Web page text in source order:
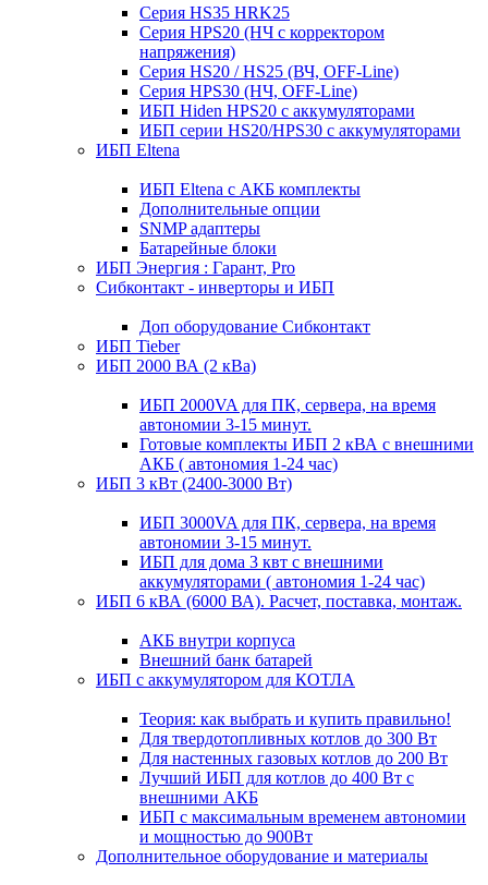
Серия HS35 HRK25
Серия HPS20 (НЧ с корректором
напряжения)
Серия HS20 / HS25 (ВЧ, OFF-Line)
Серия HPS30 (НЧ, OFF-Line)
ИБП Hiden HPS20 с аккумуляторами
ИБП серии HS20/HPS30 с аккумуляторами
ИБП Eltena
ИБП Eltena с АКБ комплекты
Дополнительные опции
SNMP адаптеры
Батарейные блоки
ИБП Энергия : Гарант, Pro
Сибконтакт - инверторы и ИБП
Доп оборудование Сибконтакт
ИБП Tieber
ИБП 2000 ВА (2 кВа)
ИБП 2000VA для ПК, сервера, на время
автономии 3-15 минут.
Готовые комплекты ИБП 2 кВА с внешними
АКБ ( автономия 1-24 час)
ИБП 3 кВт (2400-3000 Вт)
ИБП 3000VA для ПК, сервера, на время
автономии 3-15 минут.
ИБП для дома 3 квт с внешними
аккумуляторами ( автономия 1-24 час)
ИБП 6 кВА (6000 ВА). Расчет, поставка, монтаж.
АКБ внутри корпуса
Внешний банк батарей
ИБП с аккумулятором для КОТЛА
Теория: как выбрать и купить правильно!
Для твердотопливных котлов до 300 Вт
Для настенных газовых котлов до 200 Вт
Лучший ИБП для котлов до 400 Вт с
внешними АКБ
ИБП с максимальным временем автономии
и мощностью до 900Вт
Дополнительное оборудование и материалы